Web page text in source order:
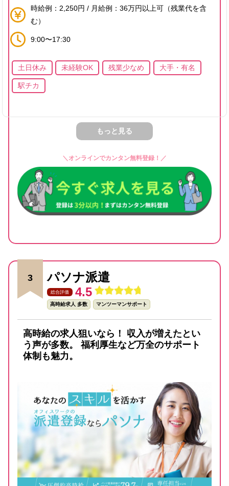
時給例：2,250円 / 月給例：36万円以上可（残業代を含
む）
9:00〜17:30
土日休み 未経験OK 残業少なめ 大手・有名
駅チカ
もっと見る
＼オンラインでカンタン無料登録！／
3 パソナ派遣
総合評価 4.5
高時給求人 多数 マンツーマンサポート
高時給の求人狙いなら！ 収入が増えたとい
う声が多数。 福利厚生など万全のサポート
体制も魅力。